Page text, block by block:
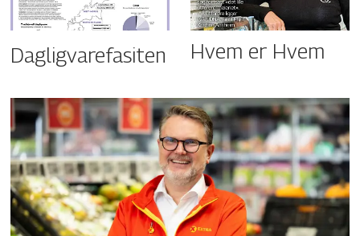
Dagligvarefasiten Hvem er Hvem